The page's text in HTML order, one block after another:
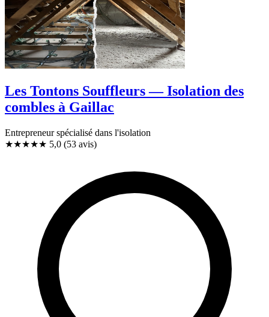
Les Tontons Souffleurs — Isolation des
combles à Gaillac
Entrepreneur spécialisé dans l'isolation
★★★★★ 5,0 (53 avis)